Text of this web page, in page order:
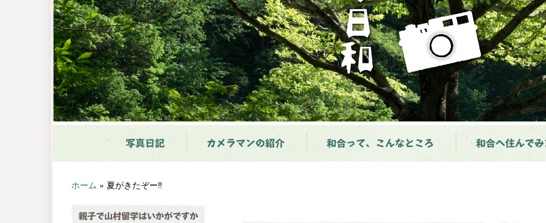
写真日記 カメラマンの紹介 和合って、こんなところ 和合へ住んで
ホーム » 夏がきたぞー‼
親子で山村留学はいかがですか